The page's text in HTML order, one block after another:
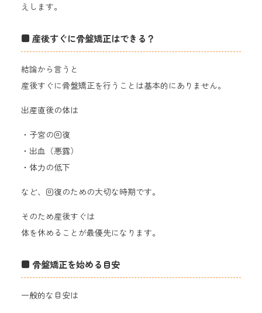
えします。
■ 産後すぐに骨盤矯正はできる？
結論から言うと
産後すぐに骨盤矯正を行うことは基本的にありません。
出産直後の体は
・子宮の回復
・出血（悪露）
・体力の低下
など、回復のための大切な時期です。
そのため産後すぐは
体を休めることが最優先になります。
■ 骨盤矯正を始める目安
一般的な目安は